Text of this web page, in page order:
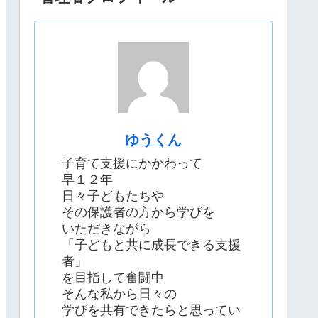
ゆうくん
子育て支援にかかわって
早１２年
日々子どもたちや
その保護者の方から学びを
いただきながら
「子どもと共に成長できる支援
者」
を目指して奮闘中
そんな私から日々の
学びを共有できたらと思ってい